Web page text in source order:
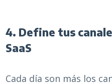
4. Define tus
SaaS
Cada día son más los